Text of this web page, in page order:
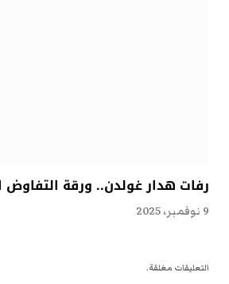
رفات هدار غولدن.. ورقة التفاوض
9 نوفمبر، 2025
التعليقات مغلقة.